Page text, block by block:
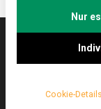
Das
Nur
Cookie-Details